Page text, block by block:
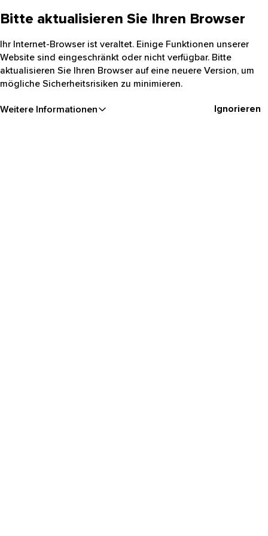
Bitte aktualisieren Sie Ihren Browser
Ihr Internet-Browser ist veraltet. Einige Funktionen unserer
Website sind eingeschränkt oder nicht verfügbar. Bitte
aktualisieren Sie Ihren Browser auf eine neuere Version, um
mögliche Sicherheitsrisiken zu minimieren.
Weitere Informationen Ignorieren